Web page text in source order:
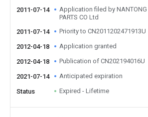
2011-07-14
Application filed by NANTONG
PARTS CO Ltd
2011-07-14
Priority to CN2011202471913U
2012-04-18 Application granted
2012-04-18 Publication of CN202194016U
2021-07-14 Anticipated expiration
Status Expired - Lifetime